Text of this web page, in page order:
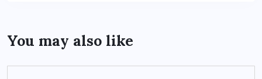
You may also like